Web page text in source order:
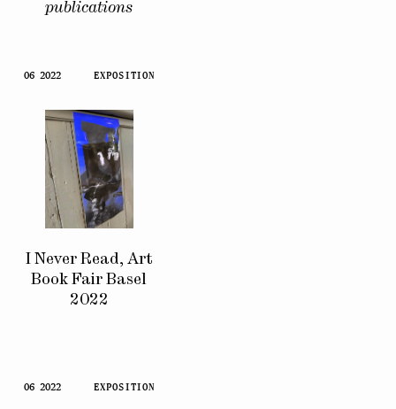
publications
06 2022 EXPOSITION
I Never Read, Art
Book Fair Basel
2022
06 2022 EXPOSITION